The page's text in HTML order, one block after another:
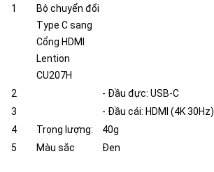
1
Bộ chuyển đổi
Type C sang
Cổng HDMI
Lention
CU207H
2
- Đầu đực: USB-C
3
- Đầu cái: HDMI (4K 30Hz)
4
Trọng lượng:
40g
5
Màu sắc Đen